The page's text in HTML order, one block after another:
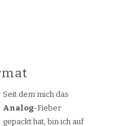
Seit dem mich das
Analog-Fieber
gepackt hat, bin ich auf